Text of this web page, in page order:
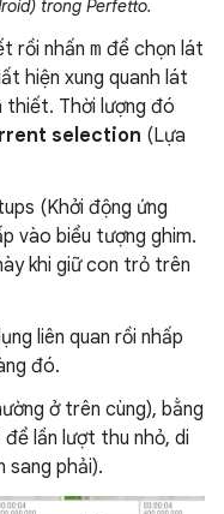
trong Perfetto.
rồi nhấn m để chọn lát
hiện xung quanh lát
Thời lượng đó
selection (Lựa
(Khởi động ứng
vào biểu tượng ghim.
khi giữ con trỏ trên
liên quan rồi nhấp
đó.
ở trên cùng), bằng
để lần lượt thu nhỏ, di
sang phải).